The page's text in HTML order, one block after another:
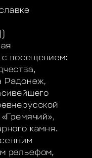
с посещением:
Радонеж,
камня.
рельефом,